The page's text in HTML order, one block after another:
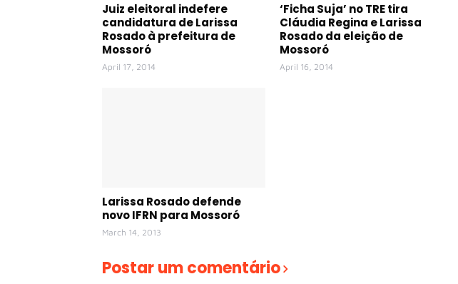
Juiz eleitoral indefere
candidatura de Larissa
Rosado à prefeitura de
Mossoró
April 17, 2014
‘Ficha Suja’ no TRE tira
Cláudia Regina e Larissa
Rosado da eleição de
Mossoró
April 16, 2014
Larissa Rosado defende
novo IFRN para Mossoró
March 14, 2013
Postar um comentário